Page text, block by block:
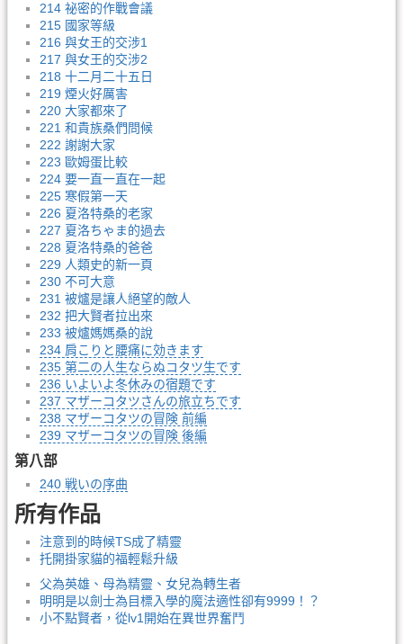
214 祕密的作戰會議
215 國家等級
216 與女王的交涉1
217 與女王的交涉2
218 十二月二十五日
219 煙火好厲害
220 大家都來了
221 和貴族桑們問候
222 謝謝大家
223 歐姆蛋比較
224 要一直一直在一起
225 寒假第一天
226 夏洛特桑的老家
227 夏洛ちゃま的過去
228 夏洛特桑的爸爸
229 人類史的新一頁
230 不可大意
231 被爐是讓人絕望的敵人
232 把大賢者拉出來
233 被爐媽媽桑的說
234 肩こりと腰痛に効きます
235 第二の人生ならぬコタツ生です
236 いよいよ冬休みの宿題です
237 マザーコタツさんの旅立ちです
238 マザーコタツの冒険 前編
239 マザーコタツの冒険 後編
第八部
240 戦いの序曲
所有作品
注意到的時候TS成了精靈
托開掛家貓的福輕鬆升級
父為英雄、母為精靈、女兒為轉生者
明明是以劍士為目標入學的魔法適性卻有9999！？
小不點賢者，從lv1開始在異世界奮鬥